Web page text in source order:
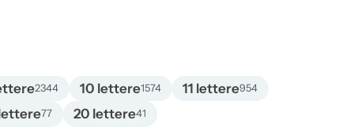
2344 10 lettere1574 11 lettere954
77 20 lettere41